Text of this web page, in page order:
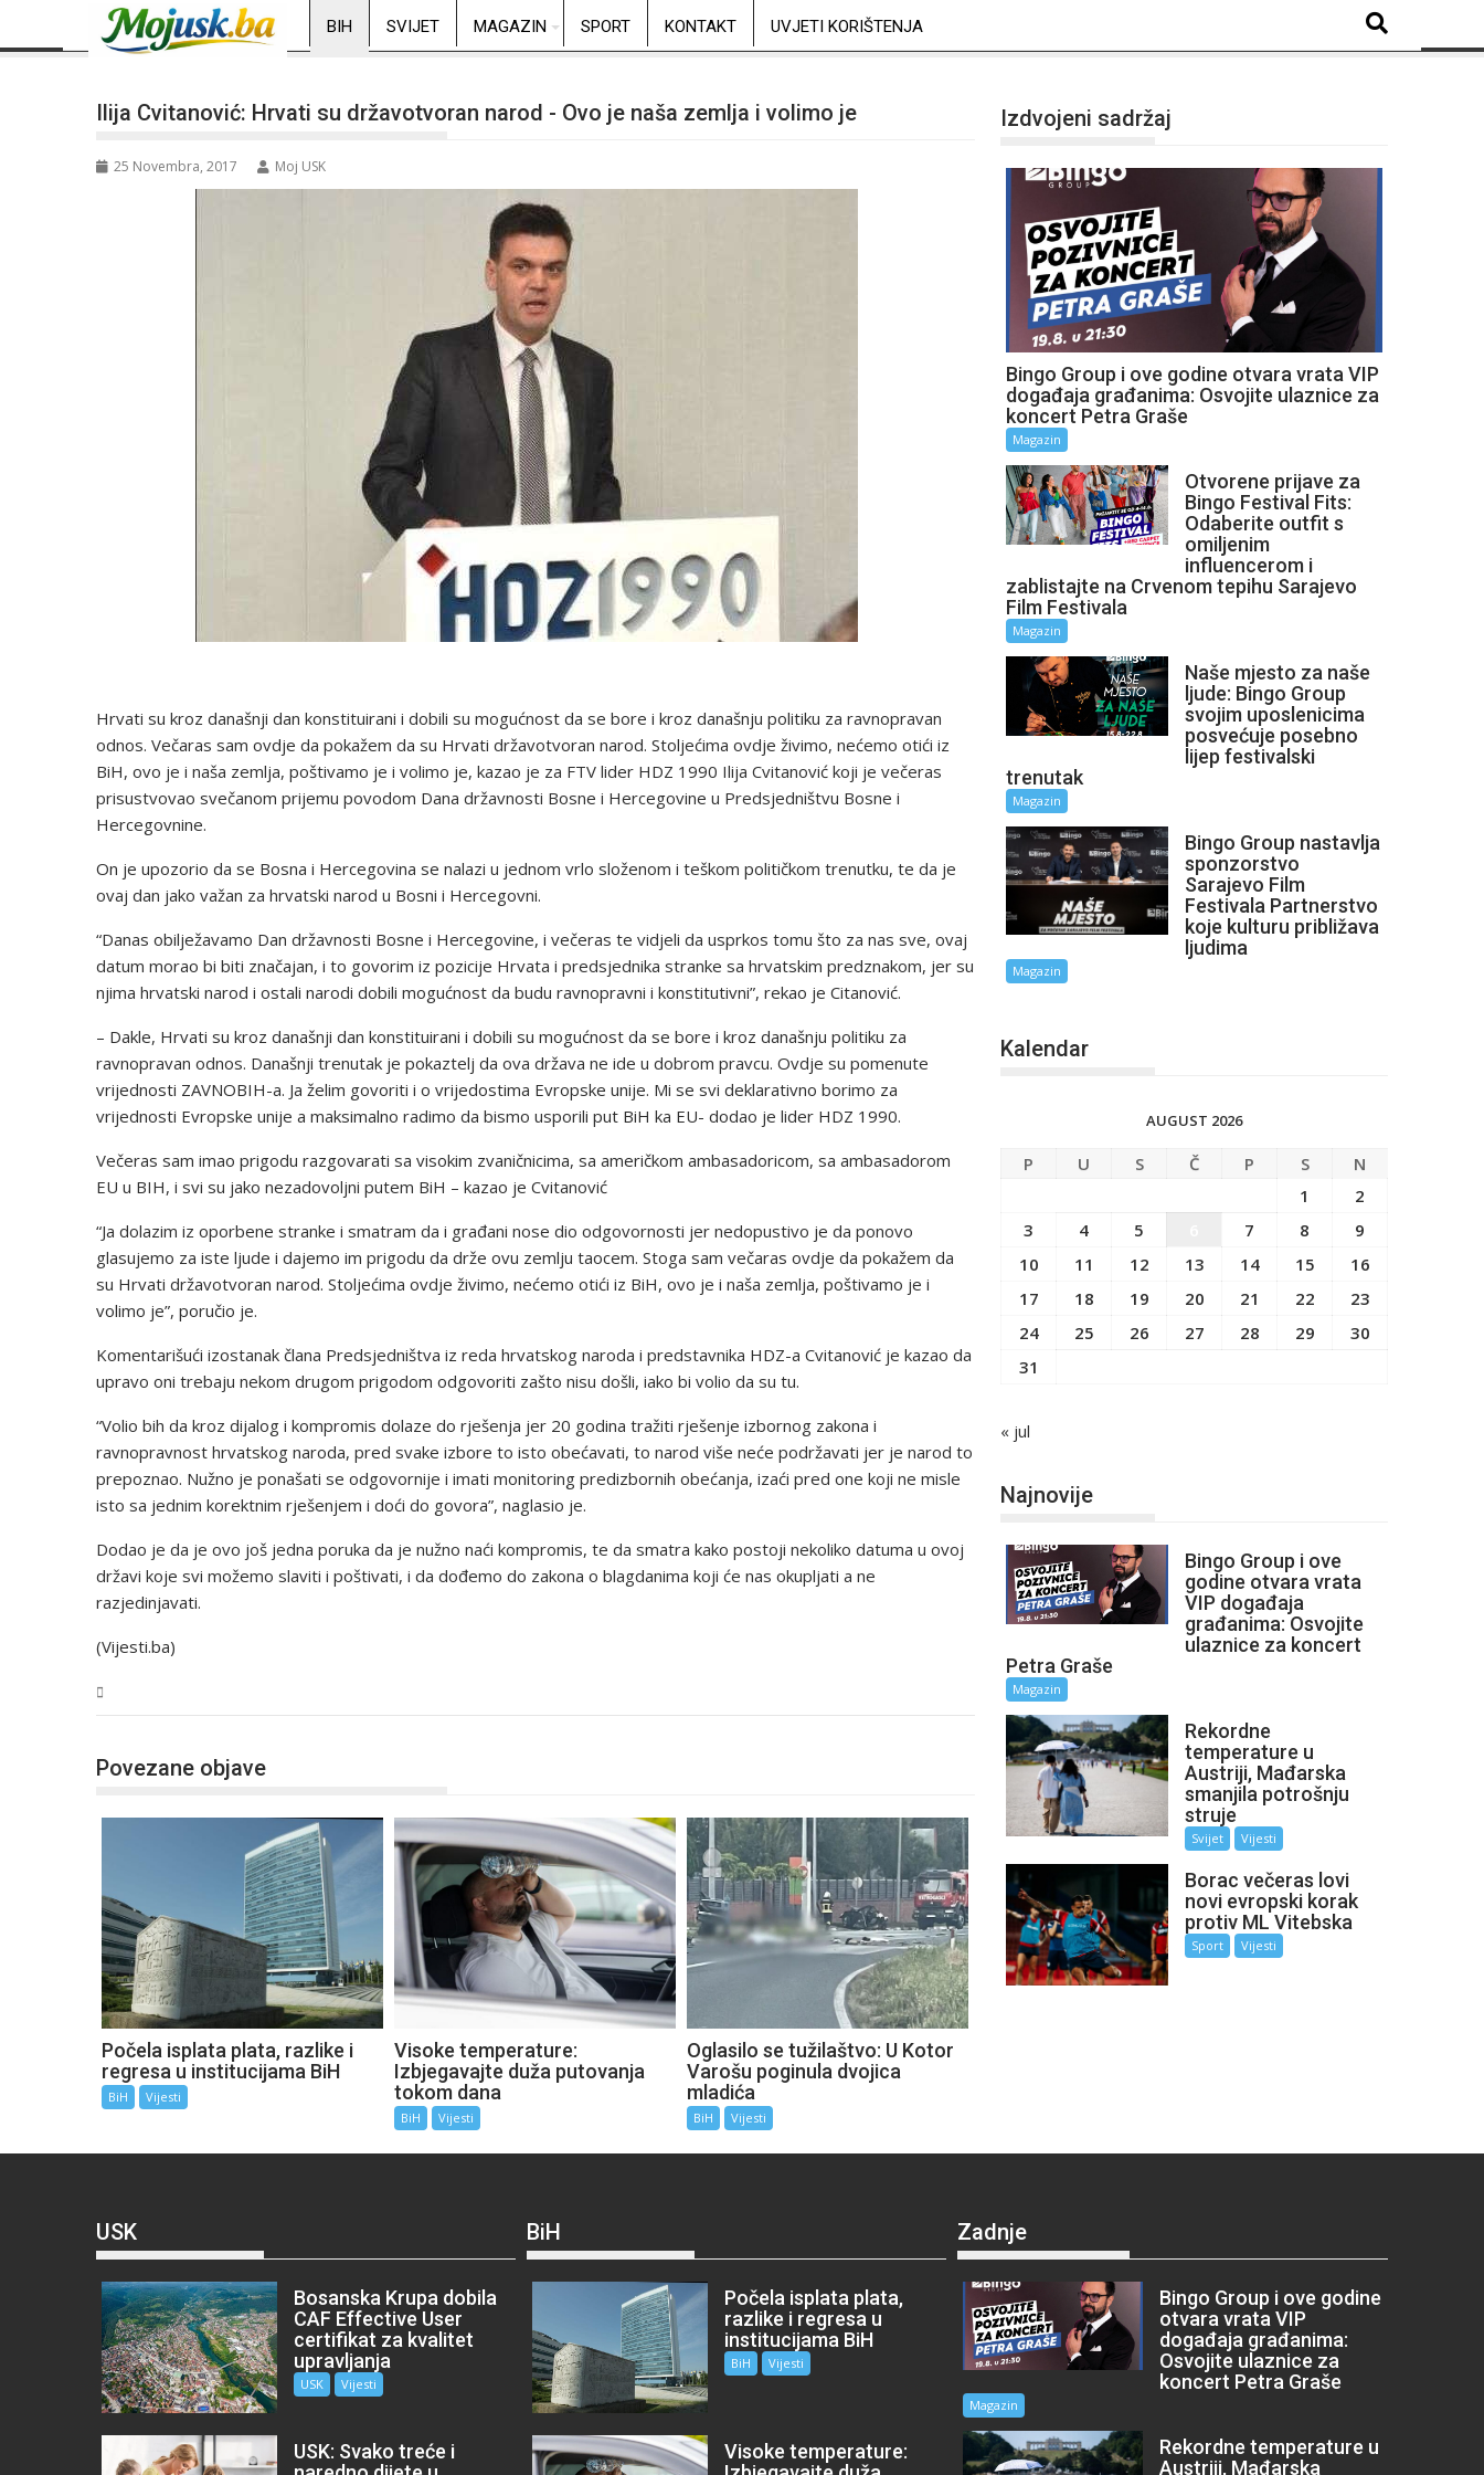
BIH SVIJET MAGAZIN SPORT KONTAKT UVJETI KORIŠTENJA
Ilija Cvitanović: Hrvati su državotvoran narod - Ovo je naša zemlja i volimo je
25 Novembra, 2017 Moj USK
Hrvati su kroz današnji dan konstituirani i dobili su mogućnost da se bore i kroz današnju politiku za ravnopravan
odnos. Večaras sam ovdje da pokažem da su Hrvati državotvoran narod. Stoljećima ovdje živimo, nećemo otići iz
BiH, ovo je i naša zemlja, poštivamo je i volimo je, kazao je za FTV lider HDZ 1990 Ilija Cvitanović koji je večeras
prisustvovao svečanom prijemu povodom Dana državnosti Bosne i Hercegovine u Predsjedništvu Bosne i
Hercegovnine.
On je upozorio da se Bosna i Hercegovina se nalazi u jednom vrlo složenom i teškom političkom trenutku, te da je
ovaj dan jako važan za hrvatski narod u Bosni i Hercegovni.
“Danas obilježavamo Dan državnosti Bosne i Hercegovine, i večeras te vidjeli da usprkos tomu što za nas sve, ovaj
datum morao bi biti značajan, i to govorim iz pozicije Hrvata i predsjednika stranke sa hrvatskim predznakom, jer su
njima hrvatski narod i ostali narodi dobili mogućnost da budu ravnopravni i konstitutivni”, rekao je Citanović.
– Dakle, Hrvati su kroz današnji dan konstituirani i dobili su mogućnost da se bore i kroz današnju politiku za
ravnopravan odnos. Današnji trenutak je pokaztelj da ova država ne ide u dobrom pravcu. Ovdje su pomenute
vrijednosti ZAVNOBIH-a. Ja želim govoriti i o vrijedostima Evropske unije. Mi se svi deklarativno borimo za
vrijednosti Evropske unije a maksimalno radimo da bismo usporili put BiH ka EU- dodao je lider HDZ 1990.
Večeras sam imao prigodu razgovarati sa visokim zvaničnicima, sa američkom ambasadoricom, sa ambasadorom
EU u BIH, i svi su jako nezadovoljni putem BiH – kazao je Cvitanović
“Ja dolazim iz oporbene stranke i smatram da i građani nose dio odgovornosti jer nedopustivo je da ponovo
glasujemo za iste ljude i dajemo im prigodu da drže ovu zemlju taocem. Stoga sam večaras ovdje da pokažem da
su Hrvati državotvoran narod. Stoljećima ovdje živimo, nećemo otići iz BiH, ovo je i naša zemlja, poštivamo je i
volimo je”, poručio je.
Komentarišući izostanak člana Predsjedništva iz reda hrvatskog naroda i predstavnika HDZ-a Cvitanović je kazao da
upravo oni trebaju nekom drugom prigodom odgovoriti zašto nisu došli, iako bi volio da su tu.
“Volio bih da kroz dijalog i kompromis dolaze do rješenja jer 20 godina tražiti rješenje izbornog zakona i
ravnopravnost hrvatskog naroda, pred svake izbore to isto obećavati, to narod više neće podržavati jer je narod to
prepoznao. Nužno je ponašati se odgovornije i imati monitoring predizbornih obećanja, izaći pred one koji ne misle
isto sa jednim korektnim rješenjem i doći do govora”, naglasio je.
Dodao je da je ovo još jedna poruka da je nužno naći kompromis, te da smatra kako postoji nekoliko datuma u ovoj
državi koje svi možemo slaviti i poštivati, i da dođemo do zakona o blagdanima koji će nas okupljati a ne
razjedinjavati.
(Vijesti.ba)
Povezane objave
Počela isplata plata, razlike i
regresa u institucijama BiH
BiH Vijesti
Visoke temperature:
Izbjegavajte duža putovanja
tokom dana
BiH Vijesti
Oglasilo se tužilaštvo: U Kotor
Varošu poginula dvojica
mladića
BiH Vijesti
Izdvojeni sadržaj
Bingo Group i ove godine otvara vrata VIP
događaja građanima: Osvojite ulaznice za
koncert Petra Graše
Magazin
Otvorene prijave za
Bingo Festival Fits:
Odaberite outfit s
omiljenim
influencerom i
zablistajte na Crvenom tepihu Sarajevo
Film Festivala
Magazin
Naše mjesto za naše
ljude: Bingo Group
svojim uposlenicima
posvećuje posebno
lijep festivalski
trenutak
Magazin
Bingo Group nastavlja
sponzorstvo
Sarajevo Film
Festivala Partnerstvo
koje kulturu približava
ljudima
Magazin
Kalendar
AUGUST 2026
P U S Č P S
N
1
2
3
4 5 7 8
9
10
11 12 13 14 15
16
17
18 19 20 21 22
23
24
25 26 27 28 29
30
31
« jul
Najnovije
Bingo Group i ove
godine otvara vrata
VIP događaja
građanima: Osvojite
ulaznice za koncert
Petra Graše
Magazin
Rekordne
temperature u
Austriji, Mađarska
smanjila potrošnju
struje
Svijet Vijesti
Borac večeras lovi
novi evropski korak
protiv ML Vitebska
Sport Vijesti
USK
Bosanska Krupa dobila
CAF Effective User
certifikat za kvalitet
upravljanja
USK Vijesti
USK: Svako treće i
BiH
Počela isplata plata,
razlike i regresa u
institucijama BiH
BiH Vijesti
Visoke temperature:
Zadnje
Bingo Group i ove godine
otvara vrata VIP
događaja građanima:
Osvojite ulaznice za
koncert Petra Graše
Magazin
Rekordne temperature u
Austriji, Mađarska